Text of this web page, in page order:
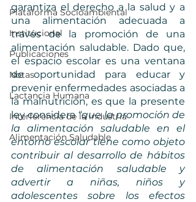
Plataforma Socioambiental
Institucional
Publicaciones
Notas
Lactancia Humana
Interferencia de la industria
Alimentación Saludable
garantiza el derecho a la salud y a
una alimentación adecuada a
través de la promoción de una
alimentación saludable. Dado que,
el espacio escolar es una ventana
de oportunidad para educar y
prevenir enfermedades asociadas a
la malnutrición, es que la presente
ley considera “que la promoción de
la alimentación saludable en el
entorno escolar tiene como objeto
contribuir al desarrollo de hábitos
de alimentación saludable y
advertir a niñas, niños y
adolescentes sobre los efectos